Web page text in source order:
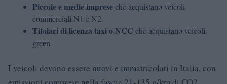
Piccole e medie impreseche acquistano veicoli
commerciali N1 e N2.
Titolari di licenza taxi o NCC che acquistano veicoli
green.
I veicoli devono essere nuovi e immatricolati in Italia, con